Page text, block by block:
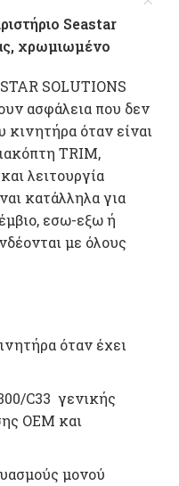
Seastar
χρωμιωμένο
SOLUTIONS
ασφάλεια που δεν
κινητήρα όταν είναι
TRIM,
λειτουργία
κατάλληλα για
εσω-εξω ή
με όλους
όταν έχει
C33 γενικής
OEM και
μονού